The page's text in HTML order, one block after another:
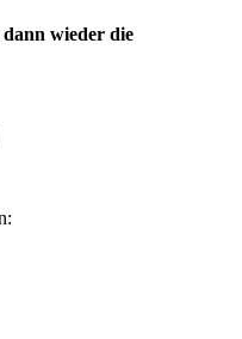
wieder die